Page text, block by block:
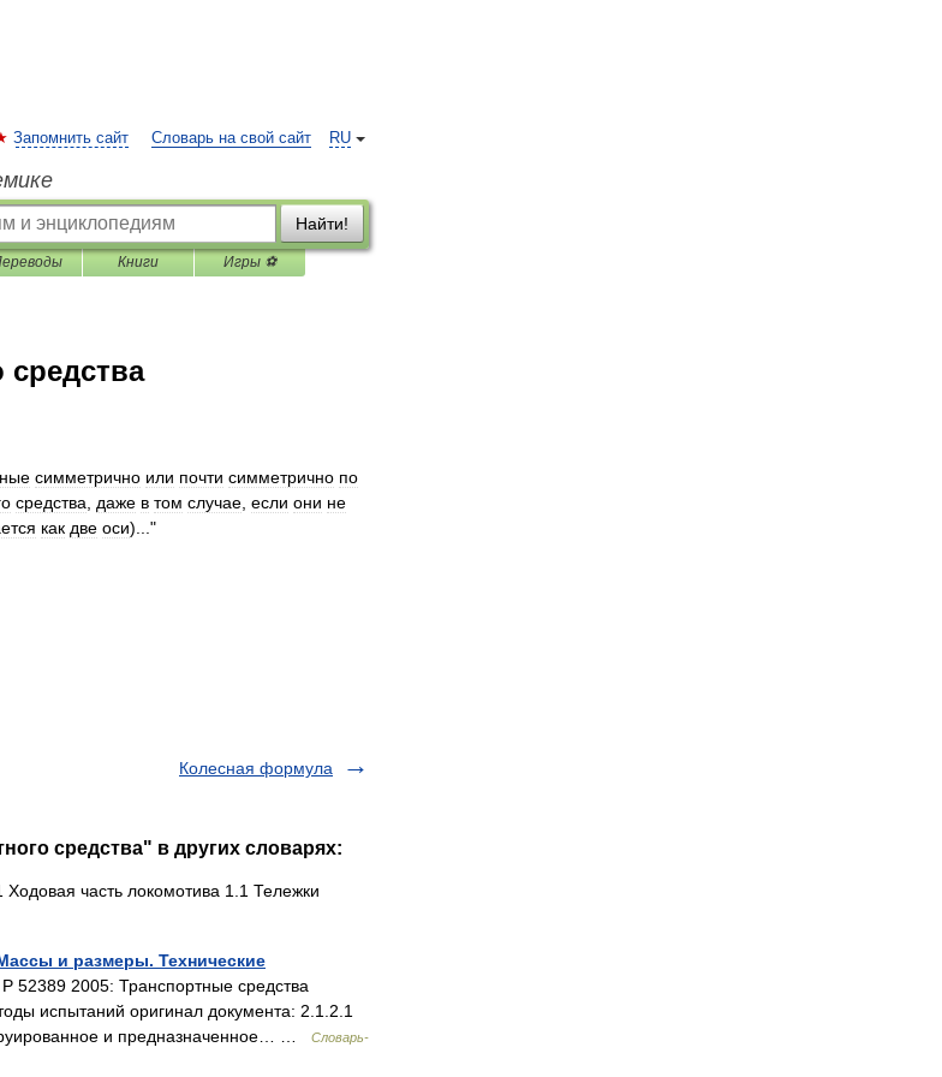
RU
Запомнить сайт Словарь на свой сайт
Найти!
Книги Игры ⚽
средства
симметрично или почти симметрично по
средства даже в том случае если они не
как две оси)..."
Колесная формула
средства" в других словарях:
часть локомотива 1.1 Тележки
и размеры. Технические
2005: Транспортные средства
испытаний оригинал документа: 2.1.2.1
и предназначенное… …
Словарь-